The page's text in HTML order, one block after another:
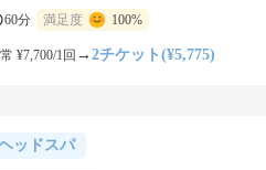
60分 満足度 100%
¥7,700/1回 → 2チケット(¥5,775)
ッドスパ